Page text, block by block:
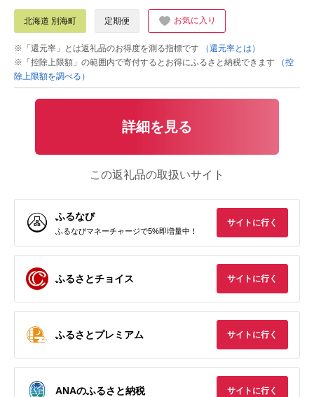
北海道 別海町 定期便 お気に入り
※「還元率」とは返礼品のお得度を測る指標です
（還元率とは）
※「控除上限額」の範囲内で寄付するとお得にふるさと納税できます
（控
除上限額を調べる）
詳細を見る
この返礼品の取扱いサイト
ふるなび
ふるなびマネーチャージで5%即増量中！
サイトに行く
ふるさとチョイス サイトに行く
ふるさとプレミアム サイトに行く
ANAのふるさと納税 サイトに行く